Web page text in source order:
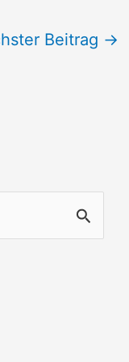
Beitrag →